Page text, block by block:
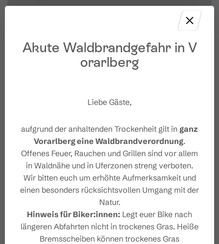
Deine Meinung ist uns wichtig – Feedback
unvergessliche Urlaubserlebnisse in
Österreich gewinnen.
Dein Brandnertal Newslet
ter
Akute Waldbrandgefahr in V
orarlberg
Liebe Gäste,
aufgrund der anhaltenden Trockenheit gilt in ganz
Vorarlberg eine Waldbrandverordnung.
Offenes Feuer, Rauchen und Grillen sind vor allem
in Waldnähe und in Uferzonen streng verboten.
Wir bitten euch um erhöhte Aufmerksamkeit und
einen besonders rücksichtsvollen Umgang mit der
Natur.
Hinweis für Biker:innen: Legt euer Bike nach
längeren Abfahrten nicht in trockenes Gras. Heiße
Bremsscheiben können trockenes Gras